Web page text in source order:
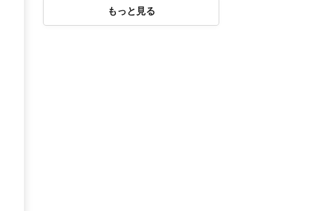
もっと見る